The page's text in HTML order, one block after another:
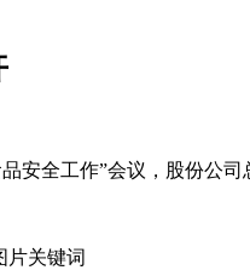
安全工作”会议，股份公